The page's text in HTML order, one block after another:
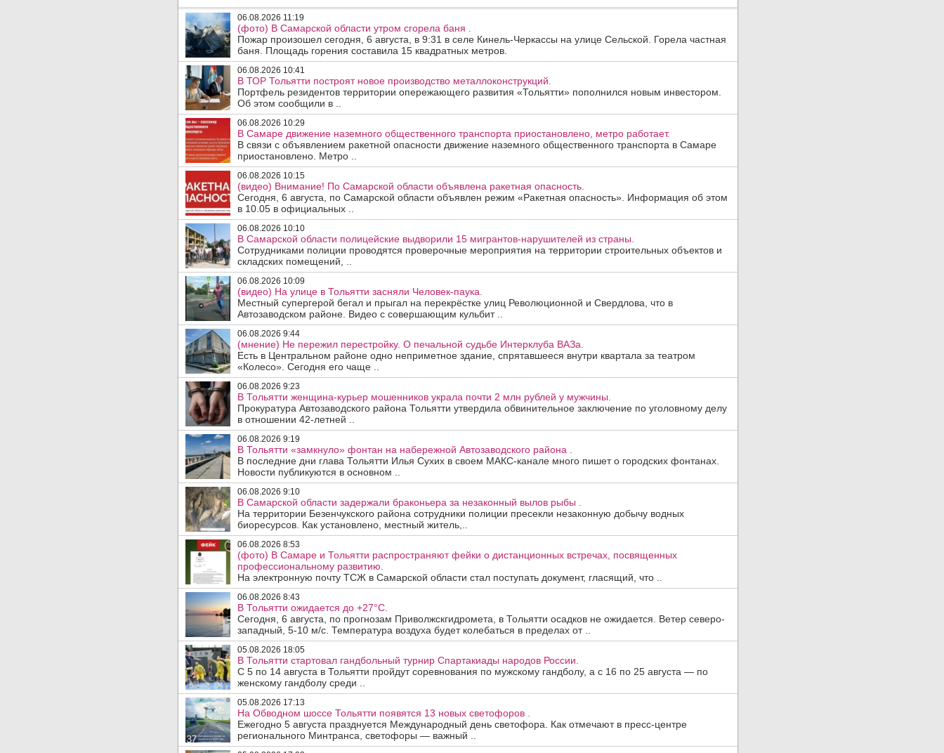
06.08.2026 11:19
(фото) В Самарской области утром сгорела баня .
Пожар произошел сегодня, 6 августа, в 9:31 в селе Кинель-Черкассы на улице Сельской. Горела частная
баня. Площадь горения составила 15 квадратных метров.
06.08.2026 10:41
В ТОР Тольятти построят новое производство металлоконструкций.
Портфель резидентов территории опережающего развития «Тольятти» пополнился новым инвестором.
Об этом сообщили в ..
06.08.2026 10:29
В Самаре движение наземного общественного транспорта приостановлено, метро работает.
В связи с объявлением ракетной опасности движение наземного общественного транспорта в Самаре
приостановлено. Метро ..
06.08.2026 10:15
(видео) Внимание! По Самарской области объявлена ракетная опасность.
Сегодня, 6 августа, по Самарской области объявлен режим «Ракетная опасность». Информация об этом
в 10.05 в официальных ..
06.08.2026 10:10
В Самарской области полицейские выдворили 15 мигрантов-нарушителей из страны.
Сотрудниками полиции проводятся проверочные мероприятия на территории строительных объектов и
складских помещений, ..
06.08.2026 10:09
(видео) На улице в Тольятти засняли Человек-паука.
Местный супергерой бегал и прыгал на перекрёстке улиц Революционной и Свердлова, что в
Автозаводском районе. Видео с совершающим кульбит ..
06.08.2026 9:44
(мнение) Не пережил перестройку. О печальной судьбе Интерклуба ВАЗа.
Есть в Центральном районе одно неприметное здание, спрятавшееся внутри квартала за театром
«Колесо». Сегодня его чаще ..
06.08.2026 9:23
В Тольятти женщина-курьер мошенников украла почти 2 млн рублей у мужчины.
Прокуратура Автозаводского района Тольятти утвердила обвинительное заключение по уголовному делу
в отношении 42-летней ..
06.08.2026 9:19
В Тольятти «замкнуло» фонтан на набережной Автозаводского района .
В последние дни глава Тольятти Илья Сухих в своем МАКС-канале много пишет о городских фонтанах.
Новости публикуются в основном ..
06.08.2026 9:10
В Самарской области задержали браконьера за незаконный вылов рыбы .
На территории Безенчукского района сотрудники полиции пресекли незаконную добычу водных
биоресурсов. Как установлено, местный житель,..
06.08.2026 8:53
(фото) В Самаре и Тольятти распространяют фейки о дистанционных встречах, посвященных
профессиональному развитию.
На электронную почту ТСЖ в Самарской области стал поступать документ, гласящий, что ..
06.08.2026 8:43
В Тольятти ожидается до +27°C.
Сегодня, 6 августа, по прогнозам Приволжскгидромета, в Тольятти осадков не ожидается. Ветер северо-
западный, 5-10 м/с. Температура воздуха будет колебаться в пределах от ..
05.08.2026 18:05
В Тольятти стартовал гандбольный турнир Спартакиады народов России.
С 5 по 14 августа в Тольятти пройдут соревнования по мужскому гандболу, а с 16 по 25 августа — по
женскому гандболу среди ..
05.08.2026 17:13
На Обводном шоссе Тольятти появятся 13 новых светофоров .
Ежегодно 5 августа празднуется Международный день светофора. Как отмечают в пресс-центре
регионального Минтранса, светофоры — важный ..